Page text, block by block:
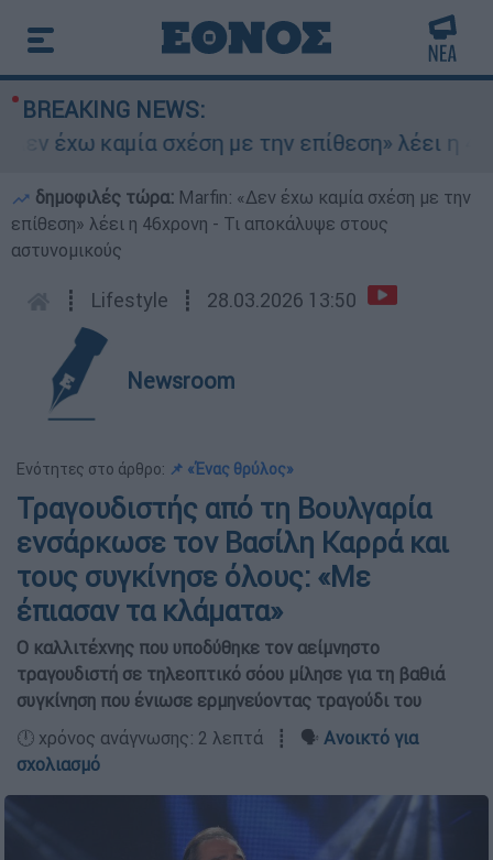
BREAKING NEWS:
έχω καμία σχέση με την επίθεση» λέει η
δημοφιλές τώρα: Marfin: «Δεν έχω καμία σχέση με την
επίθεση» λέει η 46χρονη - Τι αποκάλυψε στους
αστυνομικούς
┋ Lifestyle ┋ 28.03.2026 13:50
Newsroom
Ενότητες στο άρθρο: 📌 «Ένας θρύλος»
Τραγουδιστής από τη Βουλγαρία
ενσάρκωσε τον Βασίλη Καρρά και
τους συγκίνησε όλους: «Με
έπιασαν τα κλάματα»
Ο καλλιτέχνης που υποδύθηκε τον αείμνηστο
τραγουδιστή σε τηλεοπτικό σόου μίλησε για τη βαθιά
συγκίνηση που ένιωσε ερμηνεύοντας τραγούδι του
🕛 χρόνος ανάγνωσης: 2 λεπτά ┋ 🗣️ Ανοικτό για
σχολιασμό